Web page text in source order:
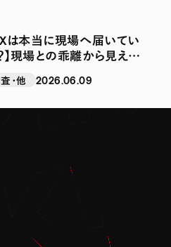
は本当に現場へ届いてい
】現場との乖離から見えた
・他 2026.06.09